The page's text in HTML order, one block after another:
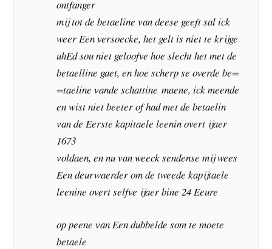
ontfanger
mij tot de betaeline van deese geeft sal ick
weer Een versoecke, het gelt is niet te krijge
uhEd sou niet geloofve hoe slecht het met de
betaelline gaet, en hoe scherp se overde be=
=taeline vande schattine maene, ick meende
en wist niet beeter of had met de betaelin
van de Eerste kapitaele leenin overt ijaer
1673
voldaen, en nu van weeck sendense mij wees
Een deurwaerder om de tweede kapijtaele
leenine overt selfve ijaer bine 24 Eeure
op peene van Een dubbelde som te moete
betaele